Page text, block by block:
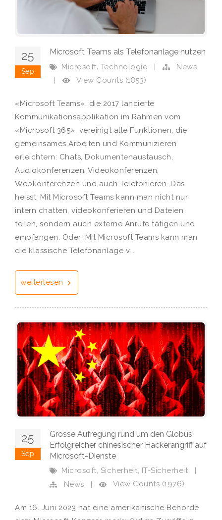
25
Sep
Microsoft Teams als Telefonanlage nutzen
Microsoft, Technologie |
News
View Counts (1853)
«Microsoft Teams», die 2017 lancierte
Kommunikationsapplikation im Rahmen vom
«Microsoft 365», vereinigt alle Funktionen, die
gemeinsames Arbeiten und Kommunizieren
erleichtern: Chats, Dokumentenaustausch,
Audiokonferenzen, Videokonferenzen,
Webkonferenzen und auch Telefonieren. Das
heisst: Mit Microsoft Teams kann man nicht nur
intern chatten, videokonferieren und Dateien
teilen, sondern auch externe Anrufe tätigen und
empfangen. Oder: Mit Microsoft Teams kann man
die klassische Telefonanlage v...
weiterlesen
25
Sep
Grosse Aufregung rund um den Globus:
Erfolgreicher chinesischer Hackerangriff auf
Microsoft-Dienste
Microsoft, Sicherheit, IT-Sicherheit
|
News
| View Counts (1976)
Am 16. Juni 2023 hat eine amerikanische Behörde